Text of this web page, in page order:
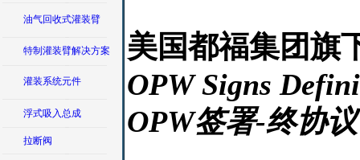
油气回收式灌装臂
特制灌装臂解决方案
灌装系统元件
浮式吸入总成
拉断阀
美国都福集团旗
OPW Signs
OPW签署-终协